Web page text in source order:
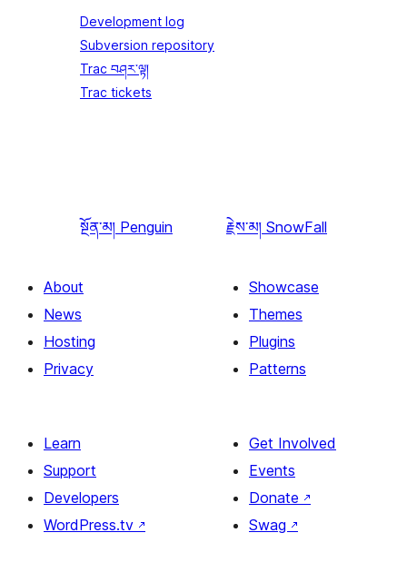
Development log
Subversion repository
Trac བཤར་ལྟ།
Trac tickets
སྔོན་མ། Penguin རྗེས་མ། SnowFall
About
News
Hosting
Privacy
Showcase
Themes
Plugins
Patterns
Learn
Support
Developers
WordPress.tv ↗
Get Involved
Events
Donate ↗
Swag ↗